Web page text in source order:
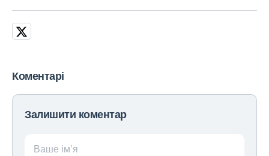
Коментарі
Залишити коментар
Ваше ім’я